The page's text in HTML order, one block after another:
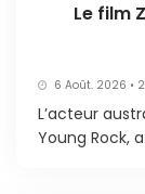
Le film
6 Août. 2026 •
L’acteur
Young Rock,